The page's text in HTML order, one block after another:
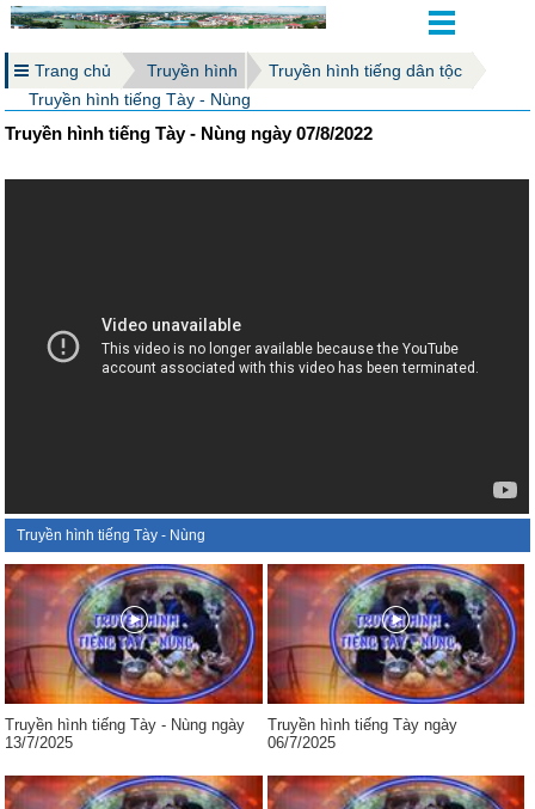
Trang chủ Truyền hình
Truyền hình tiếng dân tộc
Truyền hình tiếng Tày - Nùng
Truyền hình tiếng Tày - Nùng ngày 07/8/2022
Truyền hình tiếng Tày - Nùng
Truyền hình tiếng Tày - Nùng ngày
13/7/2025
Truyền hình tiếng Tày ngày
06/7/2025